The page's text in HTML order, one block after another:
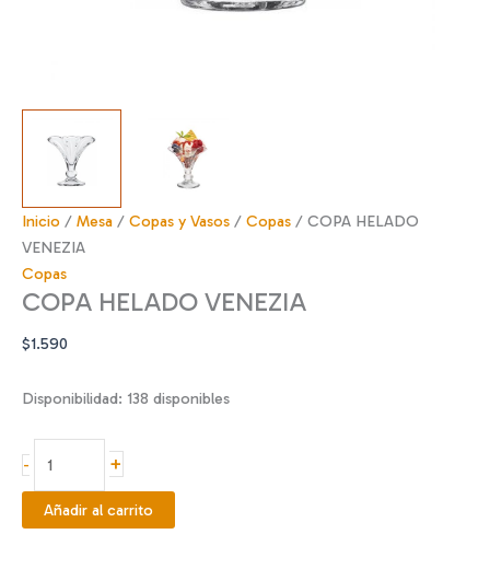
Inicio / Mesa / Copas y Vasos / Copas / COPA HELADO
VENEZIA
Copas
COPA HELADO VENEZIA
$1.590
Disponibilidad: 138 disponibles
-
VENEZIA
cantidad
+
Añadir al carrito